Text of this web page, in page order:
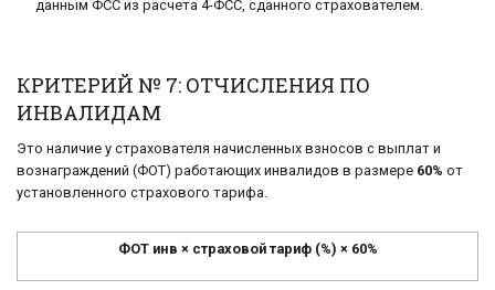
данным ФСС из расчета 4-ФСС, сданного страхователем.
КРИТЕРИЙ № 7: ОТЧИСЛЕНИЯ ПО
ИНВАЛИДАМ
Это наличие у страхователя начисленных взносов с выплат и
вознаграждений (ФОТ) работающих инвалидов в размере 60% от
установленного страхового тарифа.
ФОТ инв × страховой тариф (%) × 60%